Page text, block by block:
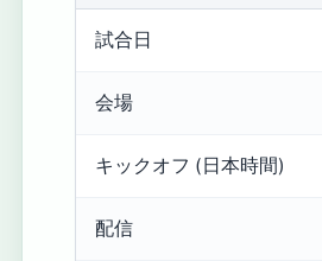
試合日
会場
キックオフ (日本時間)
配信